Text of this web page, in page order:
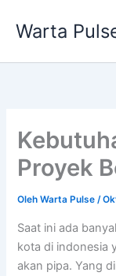
Warta
Proyek
OlehWarta Pulse/
Saat ini ada
kota di indonesia
akan pipa. Yang